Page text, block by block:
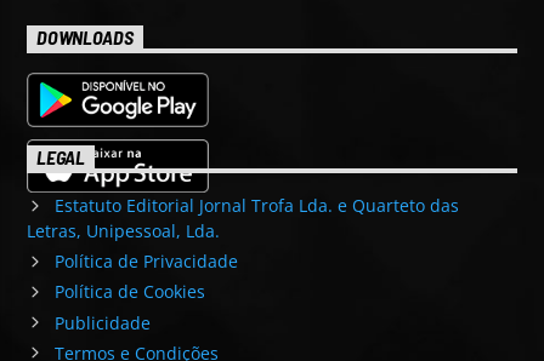
DOWNLOADS
LEGAL
Estatuto Editorial Jornal Trofa Lda. e Quarteto das
Letras, Unipessoal, Lda.
Política de Privacidade
Política de Cookies
Publicidade
Termos e Condições